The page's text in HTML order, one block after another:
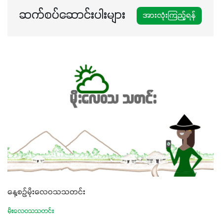
ဆက်စပ်ဆောင်းပါးများ အားလုံးကြည့်ရန်
နေ့စဉ်မိုးလေဝသသတင်း
မိုးလေဝသသတင်း